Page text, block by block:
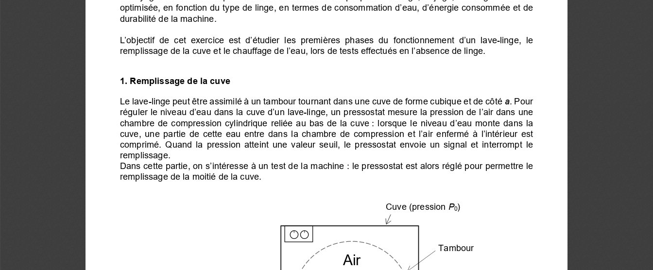
optimisée, en fonction du type de linge, en termes de consommation d’eau, d’énergie consommée et de
durabilité de la machine.
L’objectif de  cet  exercice  est  d’étudier  les  premières
  phases
  du  fonctionnement  d’un  lave-linge,  le
remplissage de la cuve et le chauffage de l’eau, lors de tests effectués en l’absence de linge.
1. Remplissage de la cuve
Le lave-linge peut être assimilé à un tambour tournant dans une cuve de forme cubique et de côté a. Pour
réguler le niveau d’eau dans la cuve d’un lave-linge, un pressostat mesure la pression de l’air dans une
chambre de  compression  cylindrique  reliée  au  bas  de  la  cuve :  lorsque  le  niveau  d’eau  monte dans  la
cuve ,  une  partie  de  cette  eau  entre  dans  la  chambre de  compression  et l’air enfermé  à  l’intérieur
  est
comprimé .   Quand la  pression  atteint  une  valeur  seuil ,  le  pressostat
  envoie  un  signal  et
interrompt  le
remplissage.
Dans cette partie, on s’intéresse à un test de la machine : le pressostat est alors réglé pour permettre le
remplissage de la moitié de la cuve.
Air
Cuve (pression P0)
Tambour